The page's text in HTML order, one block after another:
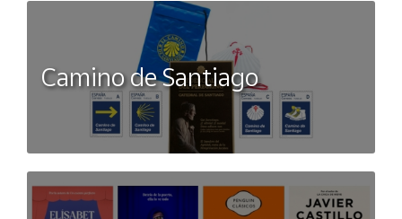
Camino de Santiago